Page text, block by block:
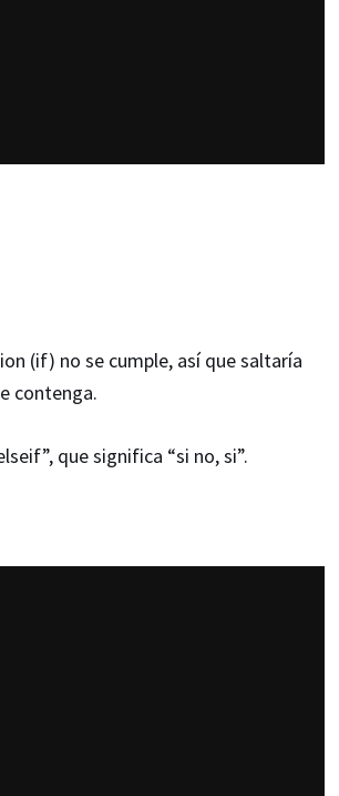
(if) no se cumple, así que saltaría
contenga.
que significa “si no, si”.